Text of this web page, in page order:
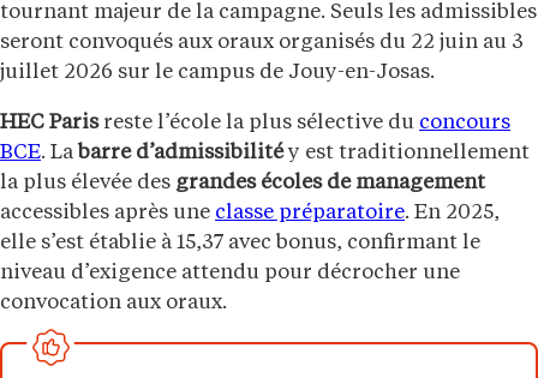
tournant majeur de la campagne. Seuls les admissibles
seront convoqués aux oraux organisés du 22 juin au 3
juillet 2026 sur le campus de Jouy-en-Josas.
HEC Parisreste l’école la plus sélective du concours
BCE. La barre d’admissibilitéy est traditionnellement
la plus élevée des grandes écoles de management
accessibles après une classe préparatoire. En 2025,
elle s’est établie à 15,37 avec bonus, confirmant le
niveau d’exigence attendu pour décrocher une
convocation aux oraux.